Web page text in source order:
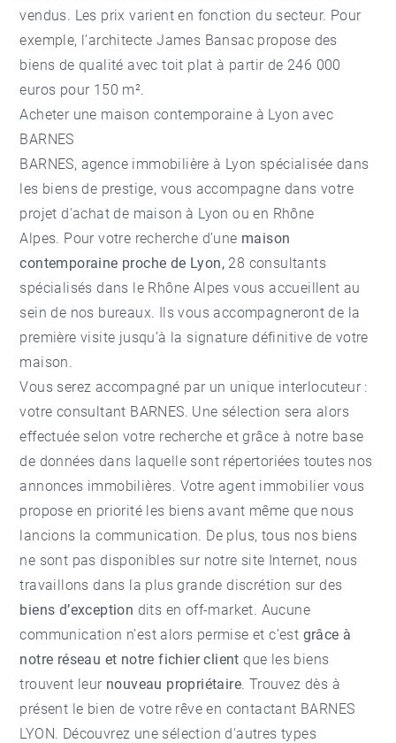
vendus. Les prix varient en fonction du secteur. Pour
exemple, l’architecte James Bansac propose des
biens de qualité avec toit plat à partir de 246 000
euros pour 150 m².
Acheter une maison contemporaine à Lyon avec
BARNES
BARNES, agence immobilière à Lyon spécialisée dans
les biens de prestige, vous accompagne dans votre
projet d'achat de maison à Lyon ou en Rhône
Alpes. Pour votre recherche d’une maison
contemporaine proche de Lyon, 28 consultants
spécialisés dans le Rhône Alpes vous accueillent au
sein de nos bureaux. Ils vous accompagneront de la
première visite jusqu’à la signature définitive de votre
maison.
Vous serez accompagné par un unique interlocuteur :
votre consultant BARNES. Une sélection sera alors
effectuée selon votre recherche et grâce à notre base
de données dans laquelle sont répertoriées toutes nos
annonces immobilières. Votre agent immobilier vous
propose en priorité les biens avant même que nous
lancions la communication. De plus, tous nos biens
ne sont pas disponibles sur notre site Internet, nous
travaillons dans la plus grande discrétion sur des
biens d’exception dits en off-market. Aucune
communication n’est alors permise et c’est grâce à
notre réseau et notre fichier client que les biens
trouvent leur nouveau propriétaire. Trouvez dès à
présent le bien de votre rêve en contactant BARNES
LYON. Découvrez une sélection d'autres types